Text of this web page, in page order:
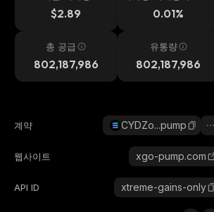
$2.89 0.01%
총 공급
802,187,986
유통량
802,187,986
계약 CYDZo...pump
웹사이트 xgo-pump.com
API ID xtreme-gains-only